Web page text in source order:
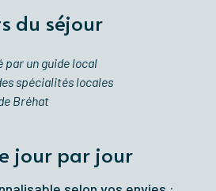
du séjour
par un guide local
spécialités locales
Bréhat
jour par jour